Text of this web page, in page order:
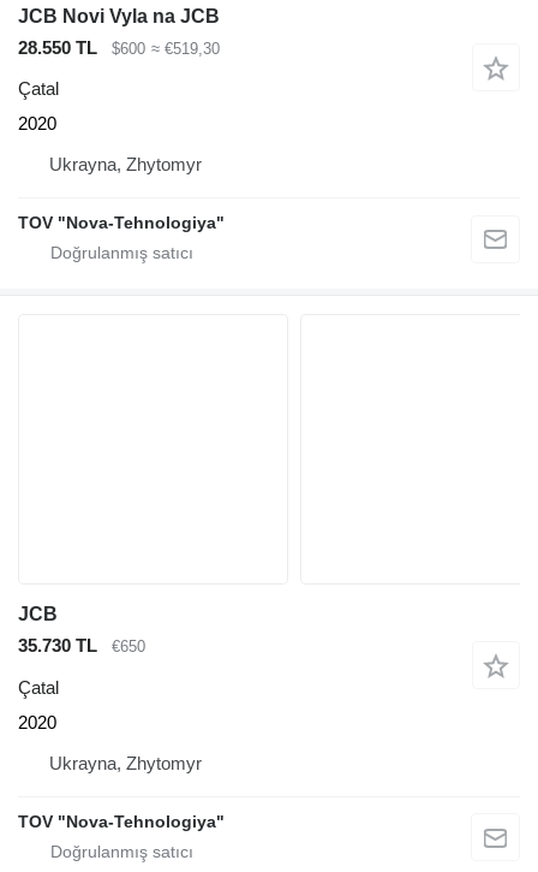
JCB Novi Vyla na JCB
28.550 TL
$600 ≈ €519,30
Çatal
2020
Ukrayna, Zhytomyr
TOV "Nova-Tehnologiya"
JCB
35.730 TL
€650
Çatal
2020
Ukrayna, Zhytomyr
TOV "Nova-Tehnologiya"